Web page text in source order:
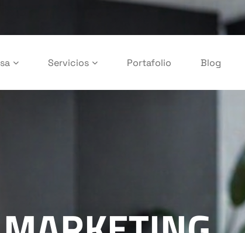
Servicios Portafolio Blog